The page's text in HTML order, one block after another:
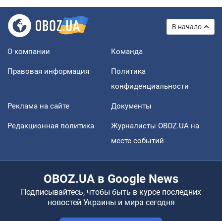
В начало
О компании Команда
Правовая информация
Политика
конфиденциальности
Реклама на сайте Документы
Редакционная политика
Журналисты OBOZ.UA на
месте событий
OBOZ.UA в Google News
Подписывайтесь, чтобы быть в курсе последних
новостей Украины и мира сегодня